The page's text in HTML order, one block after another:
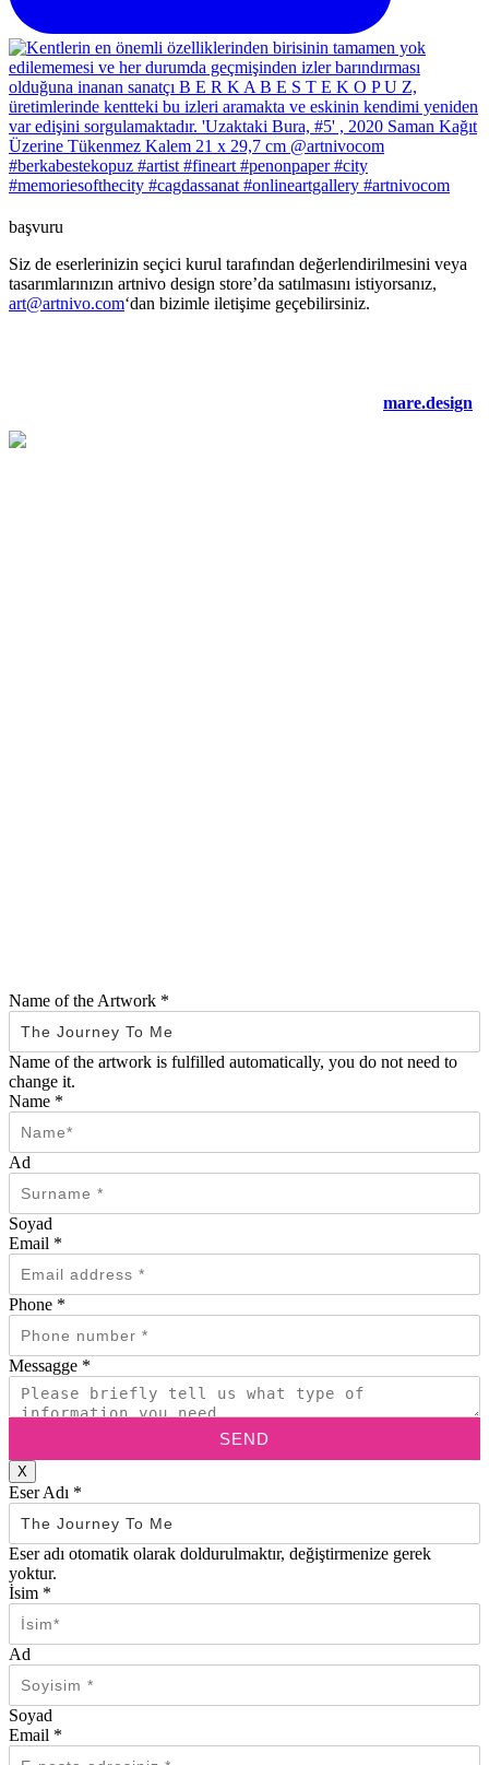
başvuru
Siz de eserlerinizin seçici kurul tarafından değerlendirilmesini veya
tasarımlarınızın artnivo design store’da satılmasını istiyorsanız,
art@artnivo.com‘dan bizimle iletişime geçebilirsiniz.
mare.design
Name of the Artwork *
Name of the artwork is fulfilled automatically, you do not need to
change it.
Name *
Ad
Soyad
Email *
Phone *
Messagge *
SEND
X
Eser Adı *
Eser adı otomatik olarak doldurulmaktır, değiştirmenize gerek
yoktur.
İsim *
Ad
Soyad
Email *